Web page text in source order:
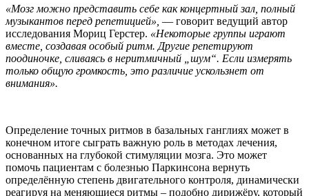
«Мозг можно представить себе как концертный зал, полный
музыкантов перед репетицией», — говорит ведущий автор
исследования Мориц Герстер. «Некоторые группы играют
вместе, создавая особый ритм. Другие репетируют
поодиночке, сливаясь в неритмичный „шум“. Если измерять
только общую громкость, это различие ускользнет от
внимания».
Определение точных ритмов в базальных ганглиях может в
конечном итоге сыграть важную роль в методах лечения,
основанных на глубокой стимуляции мозга. Это может
помочь пациентам с болезнью Паркинсона вернуть
определённую степень двигательного контроля, динамически
реагируя на меняющиеся ритмы – подобно дирижёру, который